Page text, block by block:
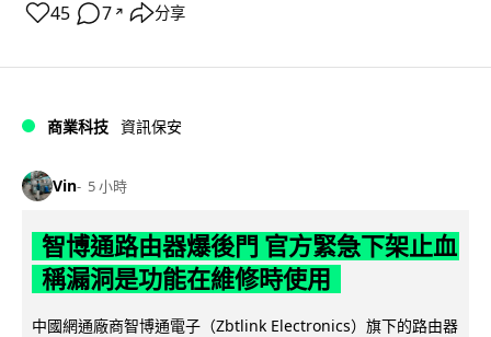
45 7 ↗ 分享
商業科技 資訊保安
Vin 5 小時
智博通路由器爆後門 官方緊急下架止血
稱漏洞是功能在維修時使用
中國網通廠商智博通電子（Zbtlink Electronics）旗下的路由器